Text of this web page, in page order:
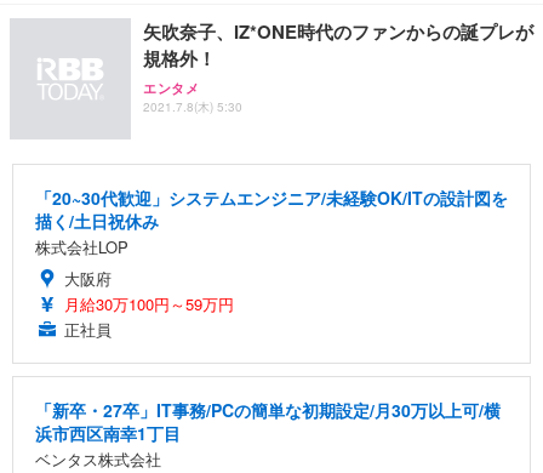
矢吹奈子、IZ*ONE時代のファンからの誕プレが
規格外！
エンタメ
2021.7.8(木) 5:30
「20~30代歓迎」システムエンジニア/未経験OK/ITの設計図を
描く/土日祝休み
株式会社LOP
大阪府
月給30万100円～59万円
正社員
「新卒・27卒」IT事務/PCの簡単な初期設定/月30万以上可/横
浜市西区南幸1丁目
ベンタス株式会社